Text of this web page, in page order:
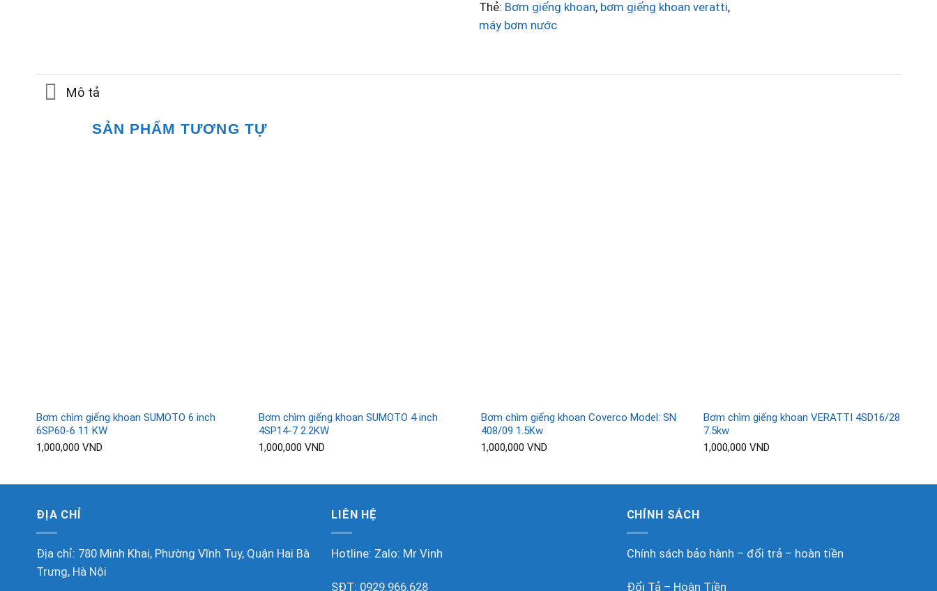
Thẻ: Bơm giếng khoan, bơm giếng khoan veratti,
máy bơm nước
Mô tả
SẢN PHẨM TƯƠNG TỰ
Bơm chìm giếng khoan SUMOTO 6 inch
6SP60-6 11 KW
1,000,000 VND
Bơm chìm giếng khoan SUMOTO 4 inch
4SP14-7 2.2KW
1,000,000 VND
Bơm chìm giếng khoan Coverco Model: SN
408/09 1.5Kw
1,000,000 VND
Bơm chìm giếng khoan VERATTI 4SD16/28
7.5kw
1,000,000 VND
ĐỊA CHỈ
Địa chỉ: 780 Minh Khai, Phường Vĩnh Tuy, Quận Hai Bà
Trưng, Hà Nội
LIÊN HỆ
Hotline: Zalo: Mr Vinh
SĐT: 0929.966.628
CHÍNH SÁCH
Chính sách bảo hành – đổi trả – hoàn tiền
Đổi Tả – Hoàn Tiền